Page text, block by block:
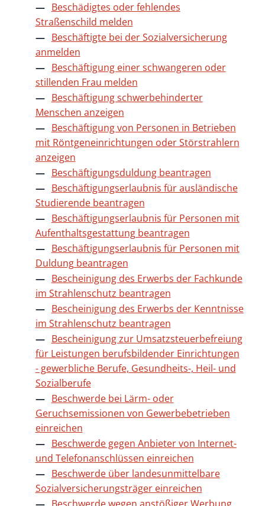
Beschädigtes oder fehlendes
Straßenschild melden
Beschäftigte bei der Sozialversicherung
anmelden
Beschäftigung einer schwangeren oder
stillenden Frau melden
Beschäftigung schwerbehinderter
Menschen anzeigen
Beschäftigung von Personen in Betrieben
mit Röntgeneinrichtungen oder Störstrahlern
anzeigen
Beschäftigungsduldung beantragen
Beschäftigungserlaubnis für ausländische
Studierende beantragen
Beschäftigungserlaubnis für Personen mit
Aufenthaltsgestattung beantragen
Beschäftigungserlaubnis für Personen mit
Duldung beantragen
Bescheinigung des Erwerbs der Fachkunde
im Strahlenschutz beantragen
Bescheinigung des Erwerbs der Kenntnisse
im Strahlenschutz beantragen
Bescheinigung zur Umsatzsteuerbefreiung
für Leistungen berufsbildender Einrichtungen
- gewerbliche Berufe, Gesundheits-, Heil- und
Sozialberufe
Beschwerde bei Lärm- oder
Geruchsemissionen von Gewerbebetrieben
einreichen
Beschwerde gegen Anbieter von Internet-
und Telefonanschlüssen einreichen
Beschwerde über landesunmittelbare
Sozialversicherungsträger einreichen